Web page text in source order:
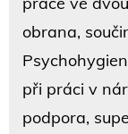
obrana,
při práci v
podpora,